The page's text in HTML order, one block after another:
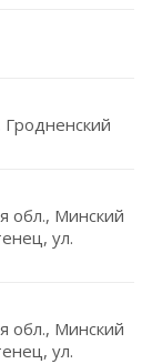
обл., Минский
ул.
обл., Минский
ул.